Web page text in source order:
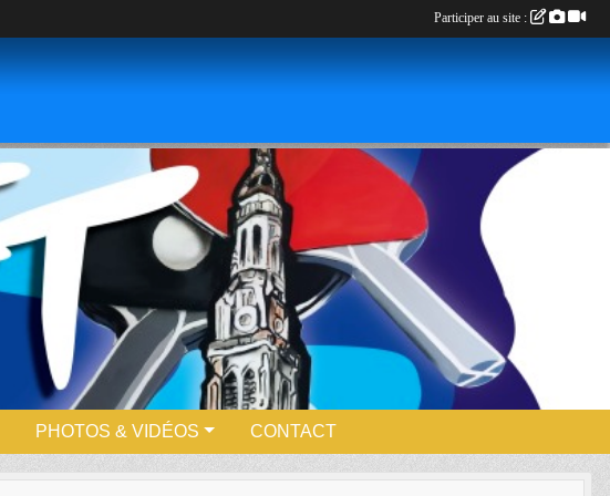
PHOTOS & VIDÉOS CONTACT
Participer au site :